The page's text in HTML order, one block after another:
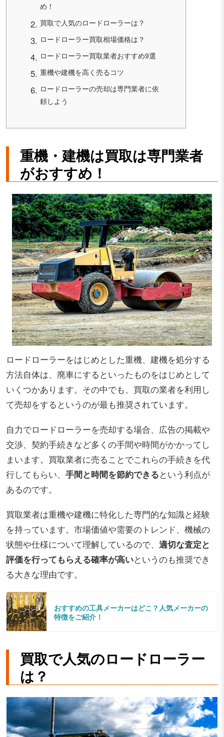
め！
買取で人気のロードローラーは？
ロードローラー買取相場価格は？
ロードローラー買取業者おすすめ9選
重機や建機を高く売るコツ
ロードローラーの売却は専門業者に依
頼しよう
重機・建機は買取は専門業者
がおすすめ！
ロードローラーをはじめとした重機、建機を処分する
方法自体は、廃車にするといったものをはじめとして
いくつかあります。その中でも、買取の業者を利用し
て売却をするというのが最も推奨されています。
自力でロードローラーを売却する場合、広告の掲載や
交渉、契約手続きなど多くの手間や時間がかかってし
まいます。買取業者に売ることでこれらの手続きを代
行してもらい、 手間と時間を節約できるという利点が
あるのです。
買取業者は重機や建機に特化した専門的な知識と経験
を持っています。市場価値や需要のトレンド、機械の
状態や仕様について理解しているので、 適切な査定と
評価を行ってもらえる確率が高いというのも推奨でき
る大きな理由です。
おすすめの工具メーカーはどこ？人気メーカーの
特徴をご紹介！
買取で人気のロードローラー
は？